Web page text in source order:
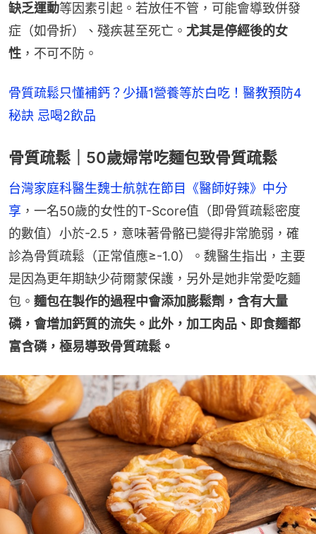
缺乏運動等因素引起。若放任不管，可能會導致併發
症（如骨折）、殘疾甚至死亡。 尤其是停經後的女
性 ，不可不防。
骨質疏鬆只懂補鈣？少攝1營養等於白吃！醫教預防4
秘訣 忌喝2飲品
骨質疏鬆｜50歲婦常吃麵包致骨質疏鬆
台灣家庭科醫生魏士航就在節目《醫師好辣》中分
享 ，一名50歲的女性的T-Score值（即骨質疏鬆密度
的數值）小於-2.5，意味著骨骼已變得非常脆弱，確
診為骨質疏鬆（正常值應≥-1.0）。魏醫生指出，主要
是因為更年期缺少荷爾蒙保護，另外是她非常愛吃麵
包。 麵包在製作的過程中會添加膨鬆劑，含有大量
磷，會增加鈣質的流失。此外，加工肉品、即食麵都
富含磷，極易導致骨質疏鬆。